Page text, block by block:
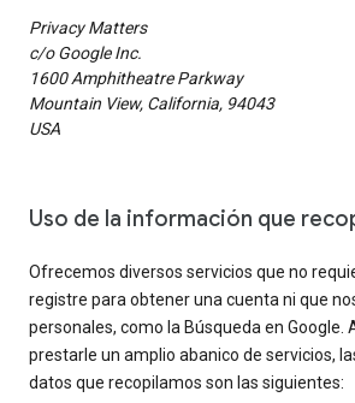
Privacy Matters
c/o Google Inc.
1600 Amphitheatre Parkway
Mountain View, California, 94043
USA
Uso de la información que
Ofrecemos diversos servicios que no
registre para obtener una cuenta ni que
personales, como la Búsqueda en Google.
prestarle un amplio abanico de servicios,
datos que recopilamos son las siguientes: